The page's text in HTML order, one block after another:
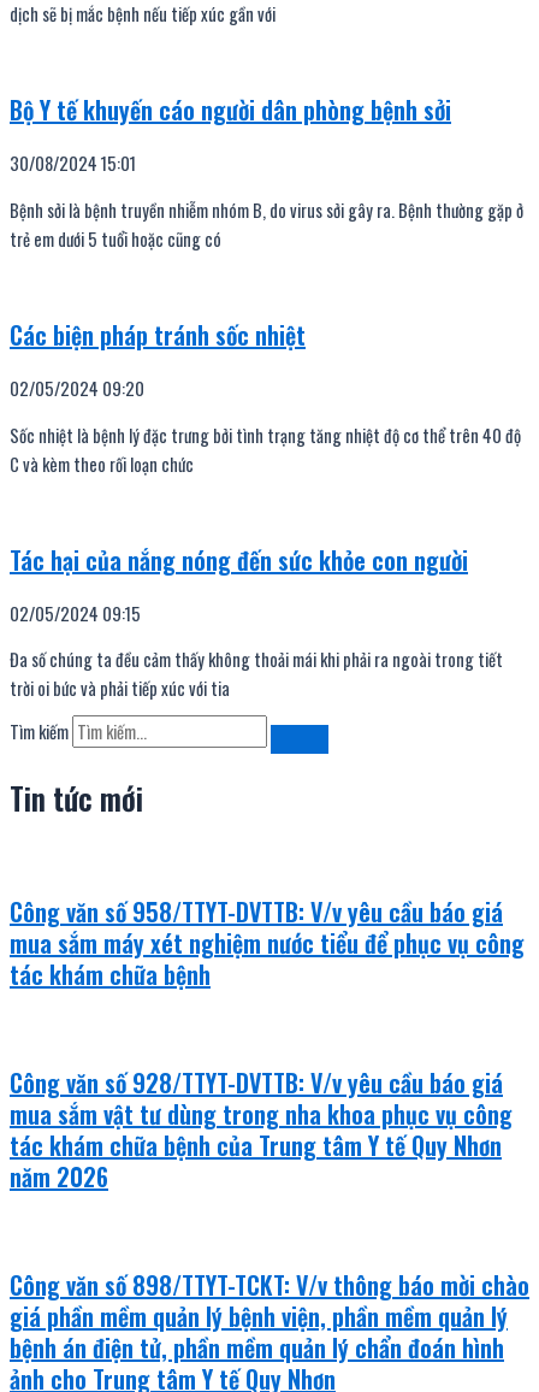
dịch sẽ bị mắc bệnh nếu tiếp xúc gần với
Bộ Y tế khuyến cáo người dân phòng bệnh sởi
30/08/202415:01
Bệnh sởi là bệnh truyền nhiễm nhóm B, do virus sởi gây ra. Bệnh thường gặp ở
trẻ em dưới 5 tuổi hoặc cũng có
Các biện pháp tránh sốc nhiệt
02/05/2024 09:20
Sốc nhiệt là bệnh lý đặc trưng bởi tình trạng tăng nhiệt độ cơ thể trên 40 độ
C và kèm theo rối loạn chức
Tác hại của nắng nóng đến sức khỏe con người
02/05/2024 09:15
Đa số chúng ta đều cảm thấy không thoải mái khi phải ra ngoài trong tiết
trời oi bức và phải tiếp xúc với tia
Tìm kiếm
Tin tức mới
Công văn số 958/TTYT-DVTTB: V/v yêu cầu báo giá
mua sắm máy xét nghiệm nước tiểu để phục vụ công
tác khám chữa bệnh
Công văn số 928/TTYT-DVTTB: V/v yêu cầu báo giá
mua sắm vật tư dùng trong nha khoa phục vụ công
tác khám chữa bệnh của Trung tâm Y tế Quy Nhơn
năm 2026
Công văn số 898/TTYT-TCKT: V/v thông báo mời chào
giá phần mềm quản lý bệnh viện, phần mềm quản lý
bệnh án điện tử, phần mềm quản lý chẩn đoán hình
ảnh cho Trung tâm Y tế Quy Nhơn